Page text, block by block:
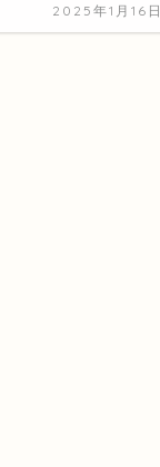
2025年1月16日